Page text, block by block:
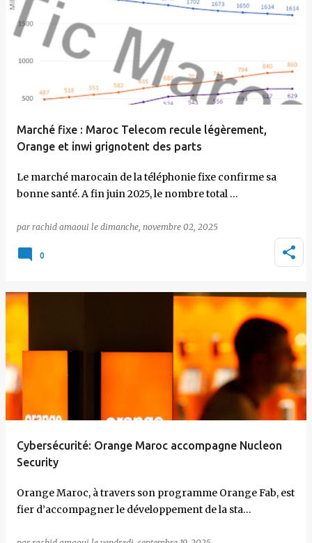
Marché fixe : Maroc Telecom recule légèrement,
Orange et inwi grignotent des parts
Le marché marocain de la téléphonie fixe confirme sa
bonne santé. A fin juin 2025, le nombre total …
par rachid amaoui le dimanche, novembre 02, 2025
0
Cybersécurité: Orange Maroc accompagne Nucleon
Security
Orange Maroc, à travers son programme Orange Fab, est
fier d’accompagner le développement de la sta…